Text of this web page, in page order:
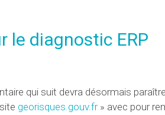
le diagnostic ERP
qui suit devra désormais
georisques.gouv.fr» avec pour